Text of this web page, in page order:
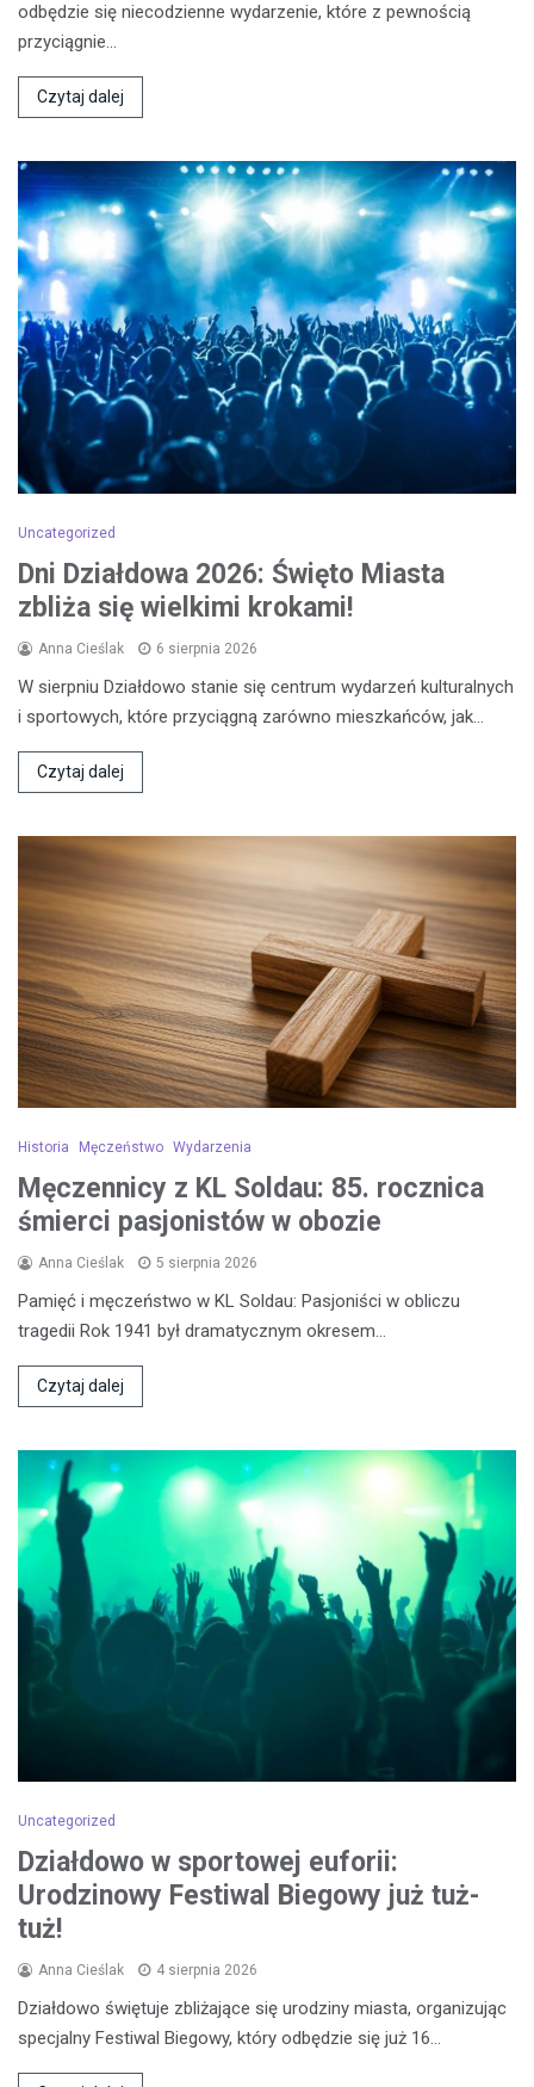
odbędzie się niecodzienne wydarzenie, które z pewnością
przyciągnie…
Czytaj dalej
Uncategorized
Dni Działdowa 2026: Święto Miasta
zbliża się wielkimi krokami!
Anna Cieślak 6 sierpnia 2026
W sierpniu Działdowo stanie się centrum wydarzeń kulturalnych
i sportowych, które przyciągną zarówno mieszkańców, jak…
Czytaj dalej
Historia Męczeństwo Wydarzenia
Męczennicy z KL Soldau: 85. rocznica
śmierci pasjonistów w obozie
Anna Cieślak 5 sierpnia 2026
Pamięć i męczeństwo w KL Soldau: Pasjoniści w obliczu
tragedii Rok 1941 był dramatycznym okresem…
Czytaj dalej
Uncategorized
Działdowo w sportowej euforii:
Urodzinowy Festiwal Biegowy już tuż-
tuż!
Anna Cieślak 4 sierpnia 2026
Działdowo świętuje zbliżające się urodziny miasta, organizując
specjalny Festiwal Biegowy, który odbędzie się już 16…